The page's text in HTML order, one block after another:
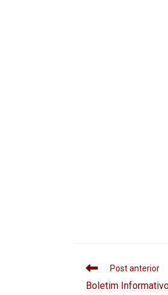
Post anterior
Boletim